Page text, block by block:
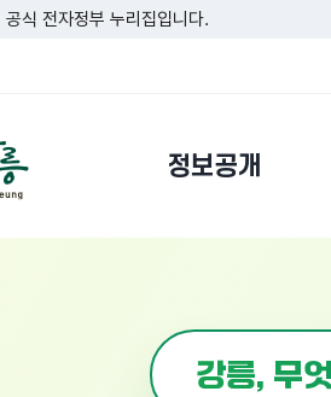
식 전자정부 누리집입니다.
정보공개